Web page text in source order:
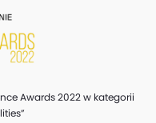
Awards 2022 w kategorii